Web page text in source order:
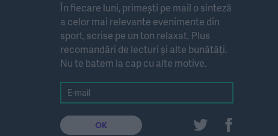
În fiecare luni, primești pe mail o sinteză
a celor mai relevante evenimente din
sport, scrise pe un ton relaxat. Plus
recomandări de lecturi și alte bunătăți.
Nu te batem la cap cu alte motive.